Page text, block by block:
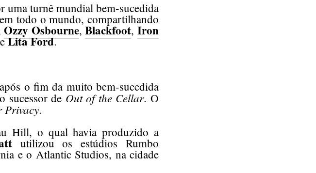
uma turnê mundial bem-sucedida
todo o mundo, compartilhando
Ozzy Osbourne,Blackfoot,Iron
eLita Ford.
o fim da muito bem-sucedida
sucessor de Out of the Cellar. O
Privacy.
Hill, o qual havia produzido a
utilizou os estúdios Rumbo
e o Atlantic Studios, na cidade